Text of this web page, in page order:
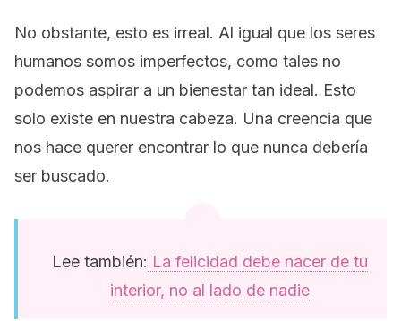
No obstante, esto es irreal. Al igual que los seres
humanos somos imperfectos, como tales no
podemos aspirar a un bienestar tan ideal. Esto
solo existe en nuestra cabeza. Una creencia que
nos hace querer encontrar lo que nunca debería
ser buscado.
Lee también: La felicidad debe nacer de tu
interior, no al lado de nadie